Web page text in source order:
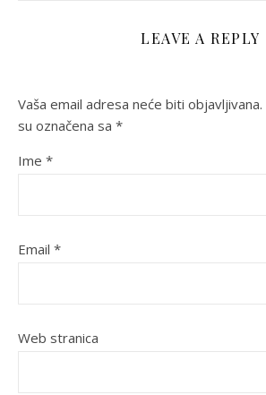
LEAVE A REPLY
Vaša email adresa neće biti objavljivana.
su označena sa *
Ime *
Email *
Web stranica